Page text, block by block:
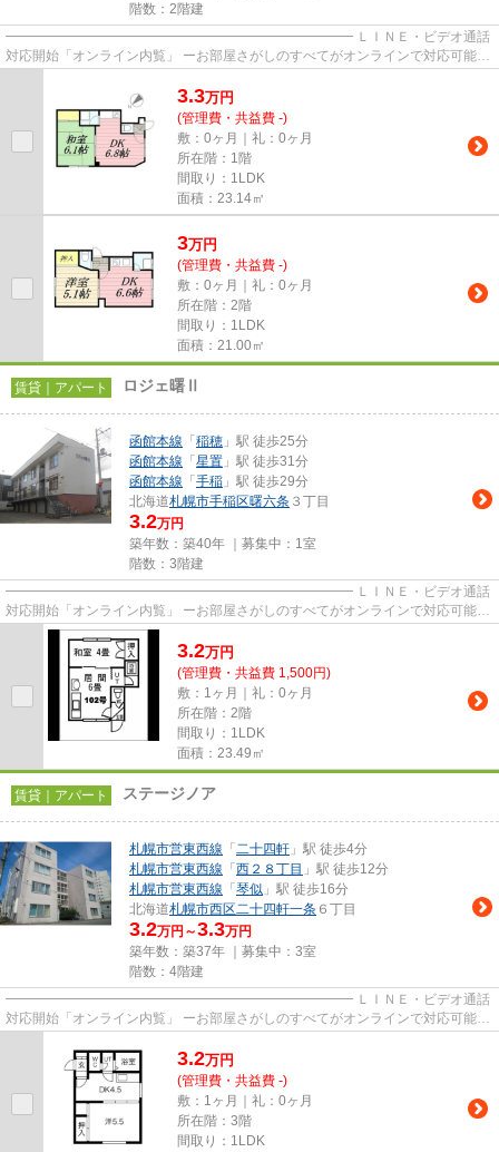
階数：2階建
━━━━━━━━━━━━━━━━━━━━━━━━━━ ＬＩＮＥ・ビデオ通話
対応開始「オンライン内覧」 ーお部屋さがしのすべてがオンラインで対応可能ー
3.3万円
(管理費・共益費 -)
敷：0ヶ月｜礼：0ヶ月
所在階：1階
間取り：1LDK
面積：23.14㎡
3万円
(管理費・共益費 -)
敷：0ヶ月｜礼：0ヶ月
所在階：2階
間取り：1LDK
面積：21.00㎡
賃貸｜アパート ロジェ曙Ⅱ
函館本線 「 稲穂 」駅 徒歩25分
函館本線 「 星置 」駅 徒歩31分
函館本線 「 手稲 」駅 徒歩29分
北海道札幌市手稲区曙六条 ３丁目
3.2万円
築年数：築40年 ｜募集中： 1室
階数：3階建
━━━━━━━━━━━━━━━━━━━━━━━━━━ ＬＩＮＥ・ビデオ通話
対応開始「オンライン内覧」 ーお部屋さがしのすべてがオンラインで対応可能ー
━━━━━━━━━━━━━━━━━━━━━━━━━━ スマートフォンだけで
3.2万円
(管理費・共益費 1,500円)
敷：1ヶ月｜礼：0ヶ月
所在階：2階
間取り：1LDK
面積：23.49㎡
賃貸｜アパート ステージノア
札幌市営東西線 「 二十四軒 」駅 徒歩4分
札幌市営東西線 「 西２８丁目 」駅 徒歩12分
札幌市営東西線 「 琴似 」駅 徒歩16分
北海道札幌市西区二十四軒一条 ６丁目
3.2万円～3.3万円
築年数：築37年 ｜募集中： 3室
階数：4階建
━━━━━━━━━━━━━━━━━━━━━━━━━━ ＬＩＮＥ・ビデオ通話
対応開始「オンライン内覧」 ーお部屋さがしのすべてがオンラインで対応可能ー
3.2万円
(管理費・共益費 -)
敷：1ヶ月｜礼：0ヶ月
所在階：3階
間取り：1LDK